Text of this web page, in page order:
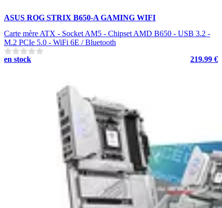
ASUS ROG STRIX B650-A GAMING WIFI
Carte mère ATX - Socket AM5 - Chipset AMD B650 - USB 3.2 -
M.2 PCIe 5.0 - WiFi 6E / Bluetooth
en stock
219.99 €